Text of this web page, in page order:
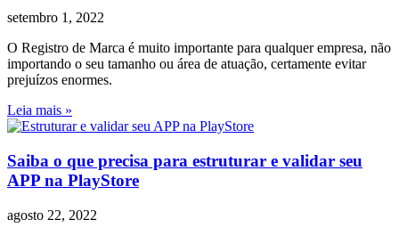
setembro 1, 2022
O Registro de Marca é muito importante para qualquer empresa, não
importando o seu tamanho ou área de atuação, certamente evitar
prejuízos enormes.
Leia mais »
Saiba o que precisa para estruturar e validar seu
APP na PlayStore
agosto 22, 2022